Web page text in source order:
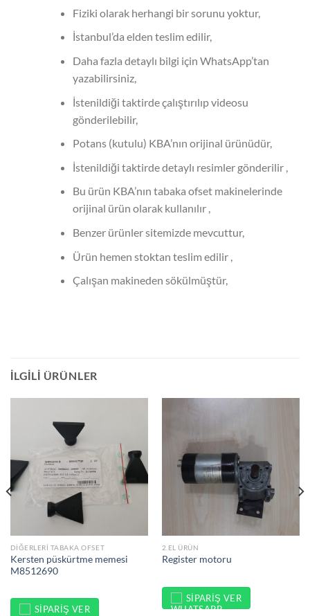
Fiziki olarak herhangi bir sorunu yoktur,
İstanbul’da elden teslim edilir,
Daha fazla detaylı bilgi için WhatsApp’tan
yazabilirsiniz,
İstenildiği taktirde çalıştırılıp videosu
gönderilebilir,
Potans (kutulu) KBA’nın orijinal ürünüdür,
İstenildiği taktirde detaylı resimler gönderilir ,
Bu ürün KBA’nın tabaka ofset makinelerinde
orijinal ürün olarak kullanılır ,
Benzer ürünler sitemizde mevcuttur,
Ürün hemen stoktan teslim edilir ,
Çalışan makineden sökülmüştür,
İLGILI ÜRÜNLER
DIĞERLERI TABAKA OFSET
Kersten püskürtme memesi
M8512690
SIPARIŞ VER
2.EL ÜRÜN
Register motoru
SIPARIŞ VER